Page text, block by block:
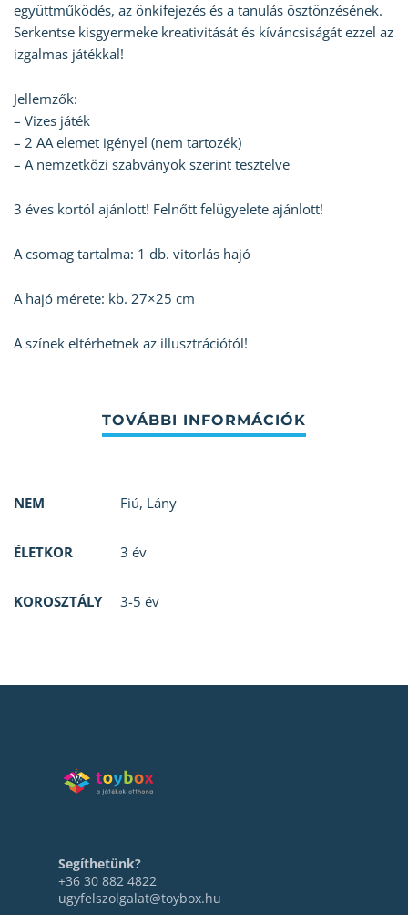
együttműködés, az önkifejezés és a tanulás ösztönzésének.
Serkentse kisgyermeke kreativitását és kíváncsiságát ezzel az
izgalmas játékkal!
Jellemzők:
– Vizes játék
– 2 AA elemet igényel (nem tartozék)
– A nemzetközi szabványok szerint tesztelve
3 éves kortól ajánlott! Felnőtt felügyelete ajánlott!
A csomag tartalma: 1 db. vitorlás hajó
A hajó mérete: kb. 27×25 cm
A színek eltérhetnek az illusztrációtól!
NEM Fiú, Lány
ÉLETKOR 3 év
KOROSZTÁLY 3-5 év
Segíthetünk?
+36 30 882 4822
ugyfelszolgalat@toybox.hu